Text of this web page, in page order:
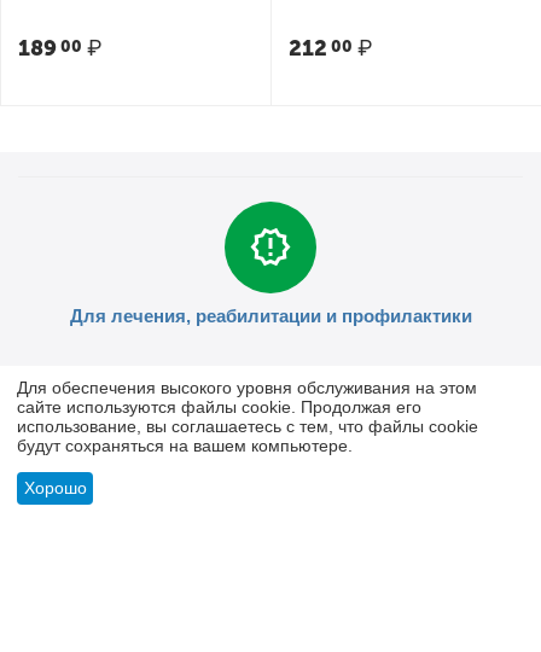
18900 ₽ 212 00 ₽
Для лечения, реабилитации и профилактики
Отсутствие негативного воздействия на организм
Для обеспечения высокого уровня обслуживания на этом
сайте используются файлы cookie. Продолжая его
использование, вы соглашаетесь с тем, что файлы cookie
будут сохраняться на вашем компьютере.
Хорошо